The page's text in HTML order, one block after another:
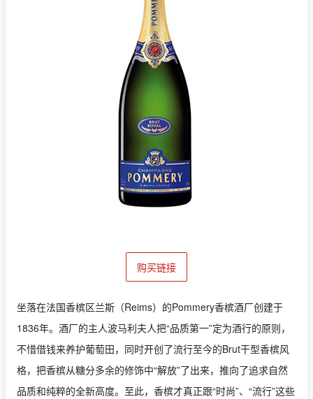
购买链接
坐落在法国香槟区兰斯（Reims）的Pommery香槟酒厂创建于
1836年。酒厂的主人波马利夫人把“品质第一”定为酒行的原则，
不惜借钱来养护葡萄田，同时开创了流行至今的Brut干型香槟风
格，把香槟从糖分多余的修饰中“解放”了出来，推向了追求自然
品质和纯粹的全新高度。至此，香槟才真正跟“时尚”、“流行”这些